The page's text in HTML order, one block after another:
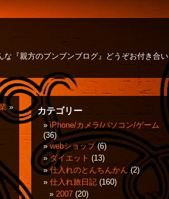
『親方のブンブンブログ』どうぞお付き合い
» カテゴリー
iPhone/カメラ/パソコン/ゲーム
(36)
webショップ(6)
ダイエット (13)
仕入れのとんちんかん(2)
仕入れ旅日記 (160)
2007 (20)